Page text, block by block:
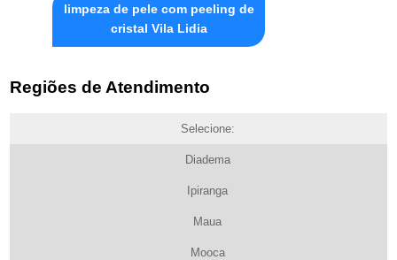
limpeza de pele com peeling de
cristal Vila Lidia
Regiões de Atendimento
Selecione:
Diadema
Ipiranga
Maua
Mooca